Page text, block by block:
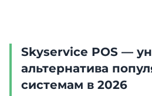
Skyservice POS —
альтернатива
системам в 2026